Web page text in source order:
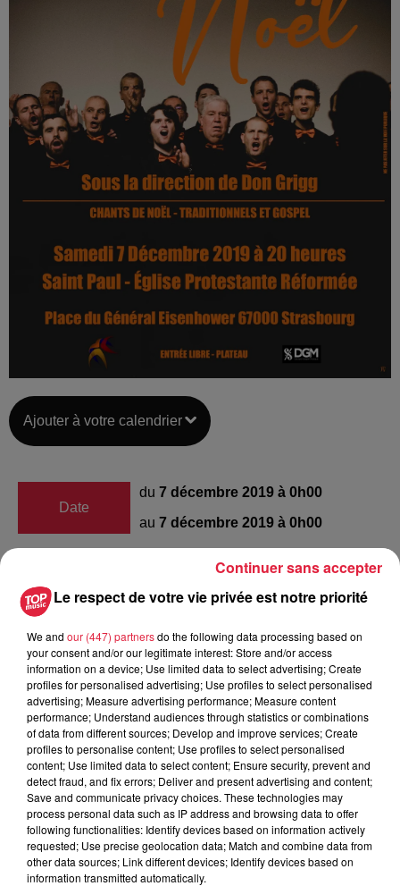
Ajouter à votre calendrier
Date
du 7 décembre 2019 à 0h00
au 7 décembre 2019 à 0h00
Lieu
Eglise Saint Thomas -
Organisateur
HERING Michel
0685666089
info@dgmfrance.com
Tarif Gratuit
Le respect de votre vie privée est notre priorité
We and our (447) partnersdo the following data processing based on
your consent and/or our legitimate interest: Store and/or access
information on a device; Use limited data to select advertising; Create
profiles for personalised advertising; Use profiles to select personalised
advertising; Measure advertising performance; Measure content
performance; Understand audiences through statistics or combinations
of data from different sources; Develop and improve services; Create
profiles to personalise content; Use profiles to select personalised
content; Use limited data to select content; Ensure security, prevent and
detect fraud, and fix errors; Deliver and present advertising and content;
Save and communicate privacy choices. These technologies may
process personal data such as IP address and browsing data to offer
following functionalities: Identify devices based on information actively
requested; Use precise geolocation data; Match and combine data from
other data sources; Link different devices; Identify devices based on
information transmitted automatically.
Continuer sans accepter